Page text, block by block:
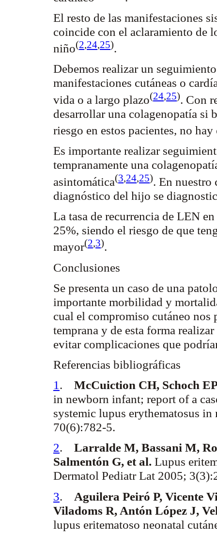
El resto de las manifestaciones
coincide con el aclaramiento de
niño(2,24,25).
Debemos realizar un
manifestaciones cutáneas o
vida o a largo plazo(24,25). Con
desarrollar una colagenopatía si
riesgo en estos pacientes, no
Es importante realizar
tempranamente una
asintomática(3,24,25). En nuestro
diagnóstico del hijo se
La tasa de recurrencia de LEN
25%, siendo el riesgo de que
mayor(2,3).
Conclusiones
Se presenta un caso de una
importante morbilidad y
cual el compromiso cutáneo
temprana y de esta forma
evitar complicaciones que
Referencias bibliográficas
1 . McCuiction CH, Schoch
in newborn infant; report of a
systemic lupus erythematosus in
70(6):782-5.
2. Larralde M, Bassani M,
Salmentón G, et al. Lupus
Dermatol Pediatr Lat 2005;
3. Aguilera Peiró P, Vicente
Viladoms R, Antón López J,
lupus eritematoso neonatal